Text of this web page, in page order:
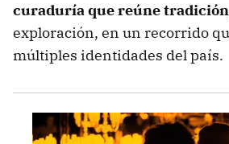
curaduría que reúne tradición
exploración, en un recorrido
múltiples identidades del país.